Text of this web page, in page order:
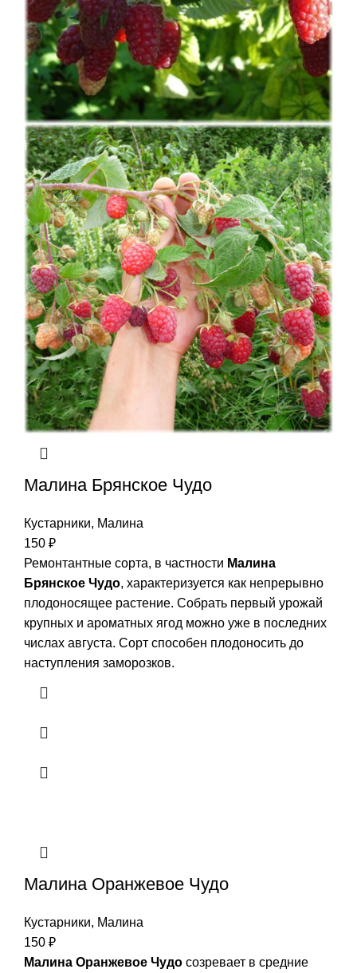
Малина Брянское Чудо
Кустарники, Малина
150 ₽
Ремонтантные сорта, в частности Малина
Брянское Чудо, характеризуется как непрерывно
плодоносящее растение. Собрать первый урожай
крупных и ароматных ягод можно уже в последних
числах августа. Сорт способен плодоносить до
наступления заморозков.
Малина Оранжевое Чудо
Кустарники, Малина
150 ₽
Малина Оранжевое Чудо созревает в средние